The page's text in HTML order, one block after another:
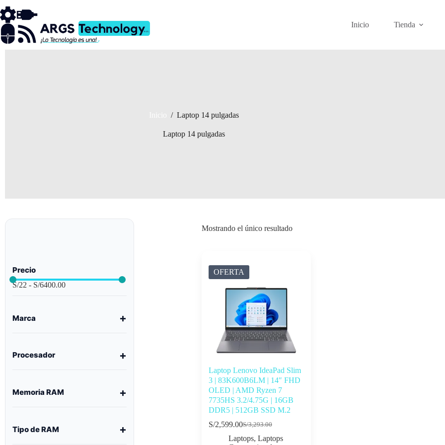
al
contenido
Inicio Tienda
/ Laptop 14 pulgadas
Laptop 14 pulgadas
Mostrando el único resultado
OFERTA
Laptop Lenovo IdeaPad Slim
3 | 83K600B6LM | 14″ FHD
OLED | AMD Ryzen 7
7735HS 3.2/4.75G | 16GB
DDR5 | 512GB SSD M.2
S/3,293.00
El
precio
S/2,599.00El
precio
Laptops, Laptops
Precio
S/22 - S/6400.00
Marca
Procesador
Memoria RAM
Tipo de RAM